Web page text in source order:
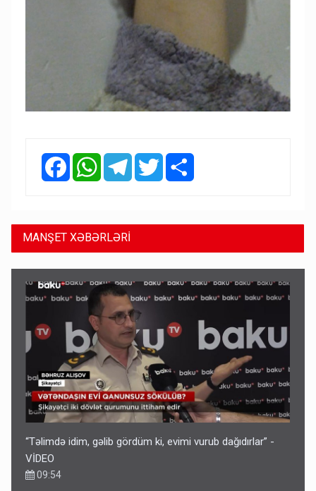
FacebookWhatsAppTelegramTwitter
MANŞET XƏBƏRLƏRİ
“Təlimdə idim, gəlib gördüm ki, evimi vurub dağıdırlar” -
VİDEO
09:54